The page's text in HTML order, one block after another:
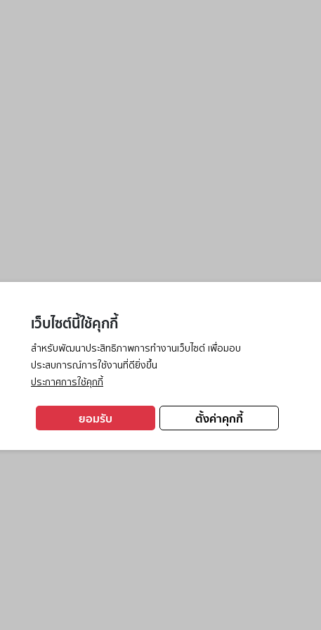
เว็บไซต์นี้ใช้คุกกี้
สำหรับพัฒนาประสิทธิภาพการทำงานเว็บไซต์ เพื่อมอบ
ประสบการณ์การใช้งานที่ดียิ่งขึ้น
ประกาศการใช้คุกกี้
ตั้งค่าคุกกี้
ยอมรับ
has occurred while loading